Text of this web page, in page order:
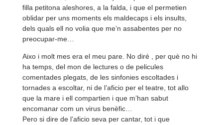
filla petitona aleshores, a la falda, i que el permetien
oblidar per uns moments els maldecaps i els insults,
dels quals ell no volia que me’n assabentes per no
preocupar-me…
Aixo i molt mes era el meu pare. No diré , per què no hi
ha temps, del mon de lectures o de pelicules
comentades plegats, de les sinfonies escoltades i
tornades a escoltar, ni de l’aficio per el teatre, tot allo
que la mare i ell compartien i que m’han sabut
encomanar com un virus benèfic…
Pero si dire de l’aficio seva per cantar, tot i que